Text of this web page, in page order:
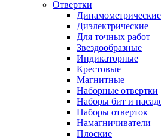
Отвертки
Динамометрические
Диэлектрические
Для точных работ
Звездообразные
Индикаторные
Крестовые
Магнитные
Наборные отвертки
Наборы бит и
Наборы отверток
Намагничиватели
Плоские